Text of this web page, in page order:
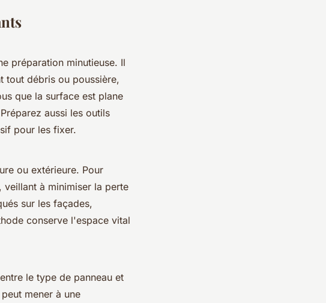
préparation minutieuse. Il
tout débris ou poussière,
que la surface est plane
aussi les outils
pour les fixer.
ou extérieure. Pour
à minimiser la perte
sur les façades,
conserve l'espace vital
le type de panneau et
mener à une